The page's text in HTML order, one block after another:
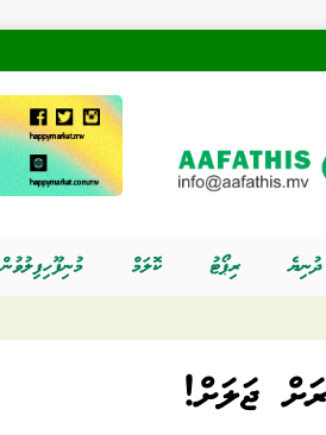
ދުނިޔެ ރިޕޯޓު ކޮލަމް މުނިފޫހިފިލުވުން